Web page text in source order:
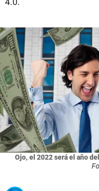
Ojo, el 2022 será el año